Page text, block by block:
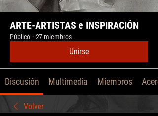
ARTE-ARTISTAS e INSPIRACIÓN
Público · 27 miembros
Unirse
Discusión Multimedia Miembros
Volver